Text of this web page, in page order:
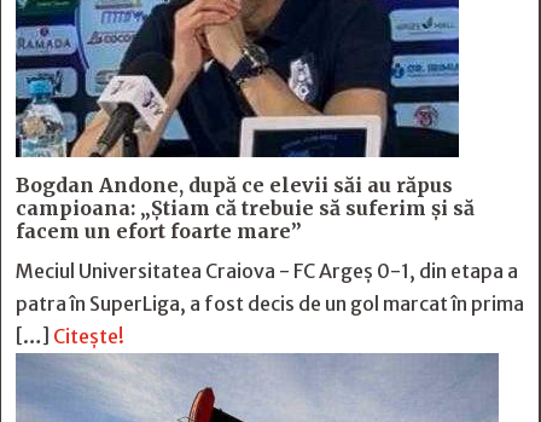
Bogdan Andone, după ce elevii săi au răpus
campioana: „Ştiam că trebuie să suferim şi să
facem un efort foarte mare”
Meciul Universitatea Craiova - FC Argeș 0-1, din etapa a
patra în SuperLiga, a fost decis de un gol marcat în prima
[…] Citește!